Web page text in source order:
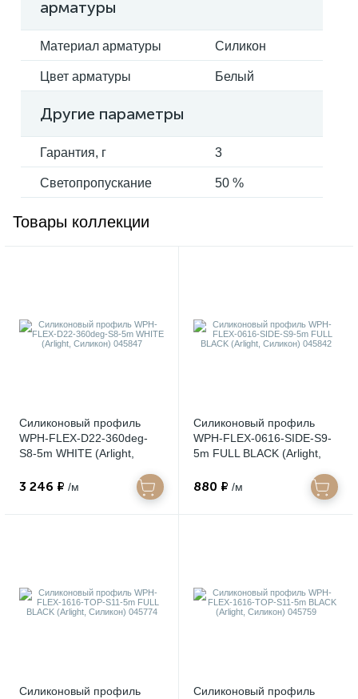
арматуры
Материал арматуры Силикон
Цвет арматуры Белый
Другие параметры
Гарантия, г 3
Светопропускание 50 %
Товары коллекции
Силиконовый профиль
WPH-FLEX-D22-360deg-
S8-5m WHITE (Arlight,
3 246 ₽ /м
Силиконовый профиль
WPH-FLEX-0616-SIDE-S9-
5m FULL BLACK (Arlight,
880 ₽ /м
Силиконовый профиль
Силиконовый профиль